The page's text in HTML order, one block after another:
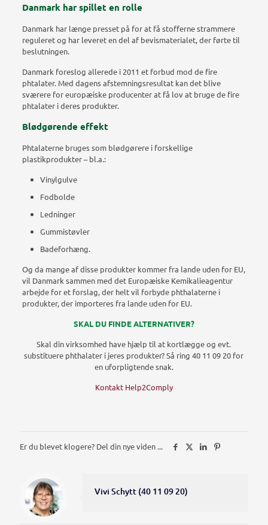
Danmark har spillet en rolle
Danmark har længe presset på for at få stofferne strammere
reguleret og har leveret en del af bevismaterialet, der førte til
beslutningen.
Danmark foreslog allerede i 2011 et forbud mod de fire
phtalater. Med dagens afstemningsresultat kan det blive
sværere for europæiske producenter at få lov at bruge de fire
phtalater i deres produkter.
Blødgørende effekt
Phtalaterne bruges som blødgørere i forskellige
plastikprodukter – bl.a.:
Vinylgulve
Fodbolde
Ledninger
Gummistøvler
Badeforhæng.
Og da mange af disse produkter kommer fra lande uden for EU,
vil Danmark sammen med det Europæiske Kemikalieagentur
arbejde for et forslag, der helt vil forbyde phthalaterne i
produkter, der importeres fra lande uden for EU.
SKAL DU FINDE ALTERNATIVER?
Skal din virksomhed have hjælp til at kortlægge og evt.
substituere phthalater i jeres produkter? Så ring 40 11 09 20 for
en uforpligtende snak.
Kontakt Help2Comply
Er du blevet klogere? Del din nye viden ...
Vivi Schytt (40 11 09 20)